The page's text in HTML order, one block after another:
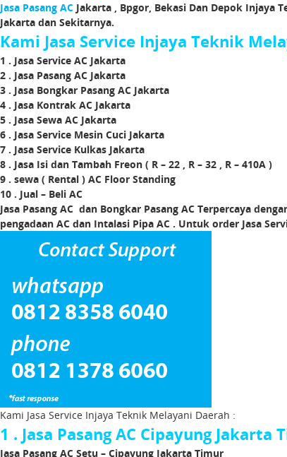
Jasa Pasang AC Jakarta , Bpgor, Bekasi Dan Depok Injaya
Jakarta dan Sekitarnya.
Kami Jasa Service Injaya Teknik
1 . Jasa Service AC Jakarta
2 . Jasa Pasang AC Jakarta
3 . Jasa Bongkar Pasang AC Jakarta
4 . Jasa Kontrak AC Jakarta
5 . Jasa Sewa AC Jakarta
6 . Jasa Service Mesin Cuci Jakarta
7 . Jasa Service Kulkas Jakarta
8 . Jasa Isi dan Tambah Freon ( R – 22 , R – 32 , R – 410A )
9 . sewa ( Rental ) AC Floor Standing
10 . Jual – Beli AC
Jasa Pasang AC dan Bongkar Pasang AC Terpercaya
pengadaan AC dan Intalasi Pipa AC . Untuk order Jasa
Kami Jasa Service Injaya Teknik Melayani Daerah :
1 . Jasa Pasang AC Cipayung Jakarta
Jasa Pasang AC Setu – Cipayung Jakarta Timur